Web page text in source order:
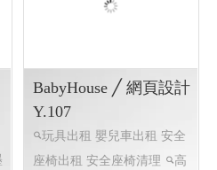
納比歐國際生物科技╱
網頁設計 Y.108
e學美髮 APP智能染髮 e學
美容 嬰兒護膚
高雄網頁設